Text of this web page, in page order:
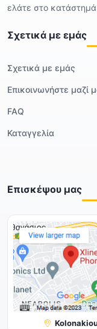
ελάτε στο
Σχετικά με εμάς
Σχετικά με εμάς
Επικοινωνήστε μαζί
FAQ
Καταγγελία
Επισκέψου μας